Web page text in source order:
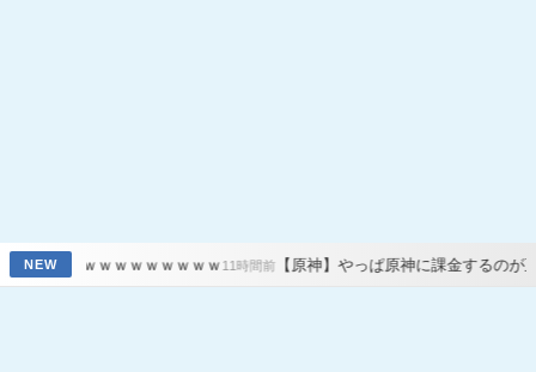
NEW
ｗｗｗｗｗｗｗ11時間前【原神】やっぱ原神に課金するのが正解だよな12